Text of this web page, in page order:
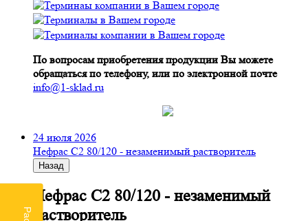
По вопросам приобретения продукции Вы можете
обращаться по телефону, или по электронной почте
info@1-sklad.ru
24 июля 2026
Нефрас С2 80/120 - незаменимый растворитель
Назад
Нефрас С2 80/120 - незаменимый
растворитель